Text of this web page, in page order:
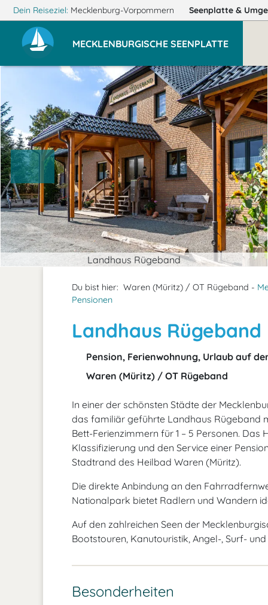
Dein Reiseziel: Mecklenburg-Vorpommern Seenplatte &
MECKLENBURGISCHE SEENPLATTE
Landhaus Rügeband
Du bist hier: Waren (Müritz) / OT Rügeband -
Pensionen
Landhaus Rügeband
Pension, Ferienwohnung, Urlaub auf
Waren (Müritz) / OT Rügeband
In einer der schönsten Städte der
das familiär geführte Landhaus Rügeband
Bett-Ferienzimmern für 1 – 5 Personen.
Klassifizierung und den Service einer
Stadtrand des Heilbad Waren (Müritz).
Die direkte Anbindung an den
Nationalpark bietet Radlern und Wandern
Auf den zahlreichen Seen der
Bootstouren, Kanutouristik, Angel-, Surf-
Besonderheiten